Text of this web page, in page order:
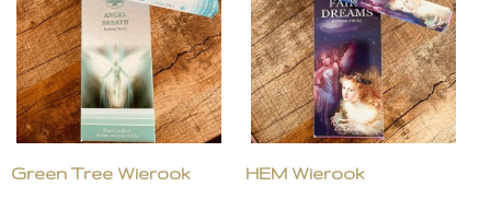
Green Tree Wierook HEM Wierook